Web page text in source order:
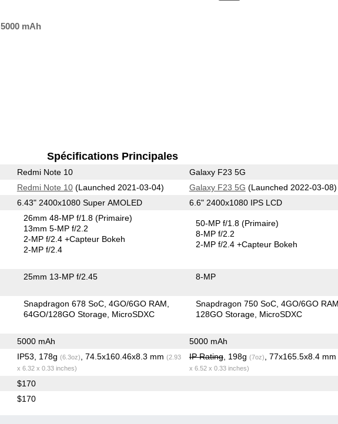
5000 mAh
Spécifications Principales
Redmi Note 10 Galaxy F23 5G
Redmi Note 10(Launched 2021-03-04) Galaxy F23 5G (Launched 2022-03-08)
6.43" 2400x1080 Super AMOLED 6.6" 2400x1080 IPS LCD
26mm 48-MP f/1.8(Primaire)
13mm 5-MP f/2.2
2-MP f/2.4+Capteur Bokeh
2-MP f/2.4
50-MP f/1.8(Primaire)
8-MP f/2.2
2-MP f/2.4+Capteur Bokeh
25mm 13-MP f/2.45 8-MP
Snapdragon 678 SoC 4GO/6GO RAM
64GO/128GO Storage MicroSDXC
Snapdragon 750 SoC 4GO/6GO RAM
128GO Storage MicroSDXC
5000 mAh 5000 mAh
IP53, 178g (6.3oz) , 74.5x160.46x8.3 mm (2.93
x 6.32 x 0.33 inches)
IP Rating, 198g (7oz) , 77x165.5x8.4 mm
x 6.52 x 0.33 inches)
$170
$170